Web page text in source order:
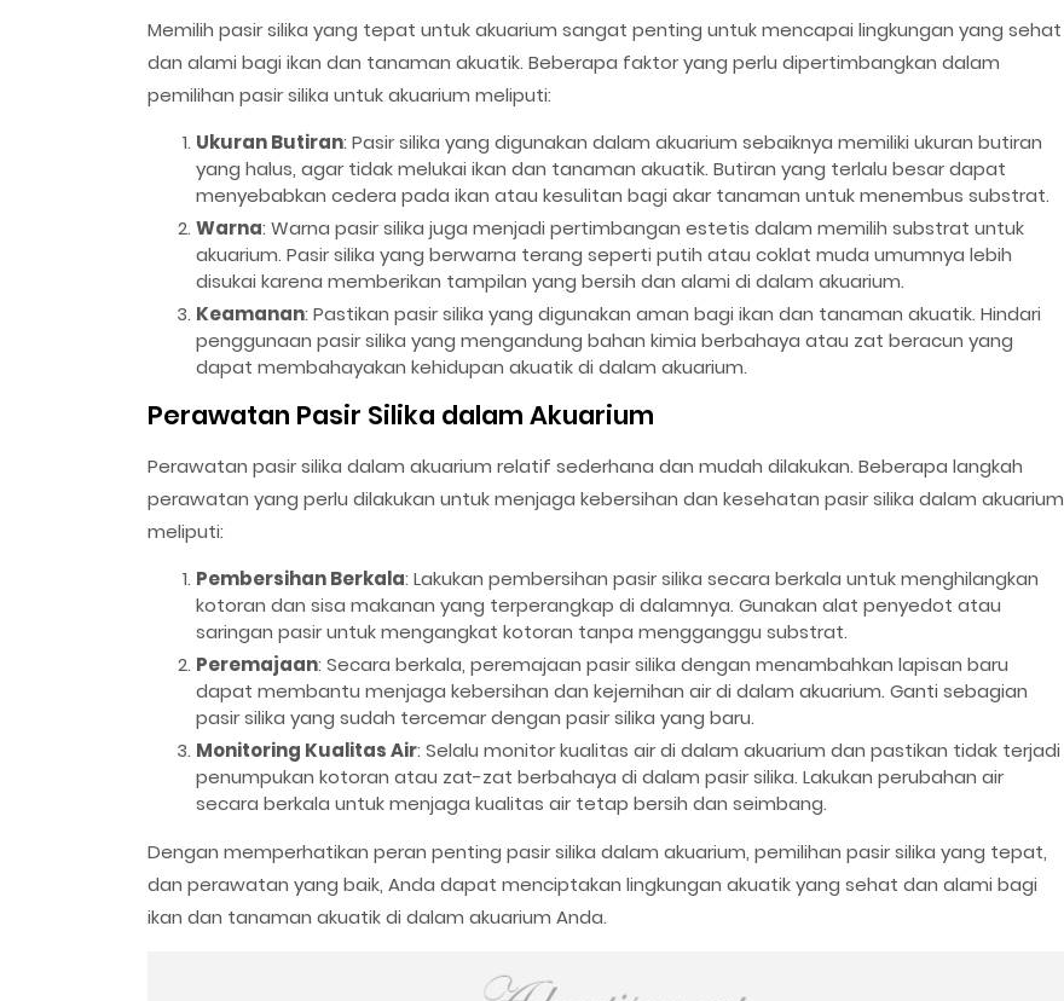
Memilih pasir silika yang tepat untuk akuarium sangat penting untuk mencapai lingkungan yang sehat
dan alami bagi ikan dan tanaman akuatik. Beberapa faktor yang perlu dipertimbangkan dalam
pemilihan pasir silika untuk akuarium meliputi:
Ukuran Butiran: Pasir silika yang digunakan dalam akuarium sebaiknya memiliki ukuran butiran
yang halus, agar tidak melukai ikan dan tanaman akuatik. Butiran yang terlalu besar dapat
menyebabkan cedera pada ikan atau kesulitan bagi akar tanaman untuk menembus substrat.
Warna: Warna pasir silika juga menjadi pertimbangan estetis dalam memilih substrat untuk
akuarium. Pasir silika yang berwarna terang seperti putih atau coklat muda umumnya lebih
disukai karena memberikan tampilan yang bersih dan alami di dalam akuarium.
Keamanan: Pastikan pasir silika yang digunakan aman bagi ikan dan tanaman akuatik. Hindari
penggunaan pasir silika yang mengandung bahan kimia berbahaya atau zat beracun yang
dapat membahayakan kehidupan akuatik di dalam akuarium.
Perawatan Pasir Silika dalam Akuarium
Perawatan pasir silika dalam akuarium relatif sederhana dan mudah dilakukan. Beberapa langkah
perawatan yang perlu dilakukan untuk menjaga kebersihan dan kesehatan pasir silika dalam akuarium
meliputi:
Pembersihan Berkala: Lakukan pembersihan pasir silika secara berkala untuk menghilangkan
kotoran dan sisa makanan yang terperangkap di dalamnya. Gunakan alat penyedot atau
saringan pasir untuk mengangkat kotoran tanpa mengganggu substrat.
Peremajaan: Secara berkala, peremajaan pasir silika dengan menambahkan lapisan baru
dapat membantu menjaga kebersihan dan kejernihan air di dalam akuarium. Ganti sebagian
pasir silika yang sudah tercemar dengan pasir silika yang baru.
Monitoring Kualitas Air: Selalu monitor kualitas air di dalam akuarium dan pastikan tidak terjadi
penumpukan kotoran atau zat-zat berbahaya di dalam pasir silika. Lakukan perubahan air
secara berkala untuk menjaga kualitas air tetap bersih dan seimbang.
Dengan memperhatikan peran penting pasir silika dalam akuarium, pemilihan pasir silika yang tepat,
dan perawatan yang baik, Anda dapat menciptakan lingkungan akuatik yang sehat dan alami bagi
ikan dan tanaman akuatik di dalam akuarium Anda.